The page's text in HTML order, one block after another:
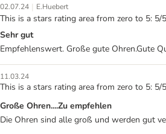
02.07.24 | E.Huebert
This is a stars rating area from zero to 5: 5/5
Sehr gut
Empfehlenswert. Große gute Ohren.Gute
11.03.24
This is a stars rating area from zero to 5: 5/5
Große Ohren....Zu empfehlen
Die Ohren sind alle groß und werden gut